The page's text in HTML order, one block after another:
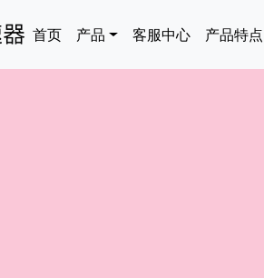
Main navigation
首页 产品 客服中心 产品特点